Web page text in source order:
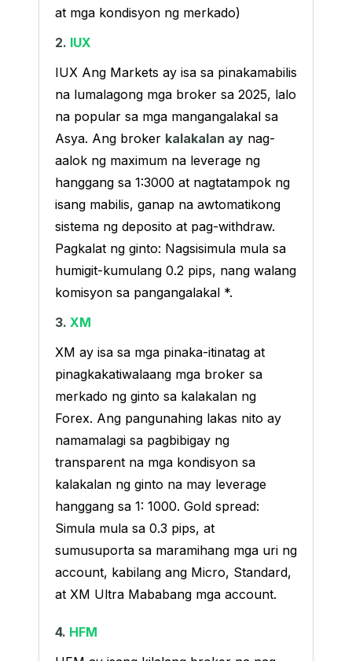
at mga kondisyon ng merkado)
2. IUX
IUX Ang Markets ay isa sa pinakamabilis
na lumalagong mga broker sa 2025, lalo
na popular sa mga mangangalakal sa
Asya. Ang broker kalakalan ay nag-
aalok ng maximum na leverage ng
hanggang sa 1:3000 at nagtatampok ng
isang mabilis, ganap na awtomatikong
sistema ng deposito at pag-withdraw.
Pagkalat ng ginto: Nagsisimula mula sa
humigit-kumulang 0.2 pips, nang walang
komisyon sa pangangalakal *.
3. XM
XM ay isa sa mga pinaka-itinatag at
pinagkakatiwalaang mga broker sa
merkado ng ginto sa kalakalan ng
Forex. Ang pangunahing lakas nito ay
namamalagi sa pagbibigay ng
transparent na mga kondisyon sa
kalakalan ng ginto na may leverage
hanggang sa 1: 1000. Gold spread:
Simula mula sa 0.3 pips, at
sumusuporta sa maramihang mga uri ng
account, kabilang ang Micro, Standard,
at XM Ultra Mababang mga account.
4. HFM